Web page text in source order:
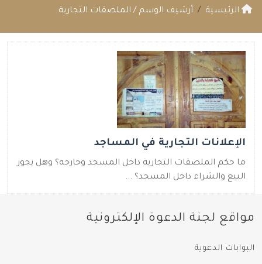
الرئيسية أرشيف الوسم / الملصقات التجارية
الإعلانات التجارية في المساجد
ما حكم الملصقات التجارية داخل المسجد وخارجه؟ وهل يجوز
البيع والشراء داخل المسجد؟ ...
مواقع لجنة الدعوة الإلكترونية
البوابات الدعوية